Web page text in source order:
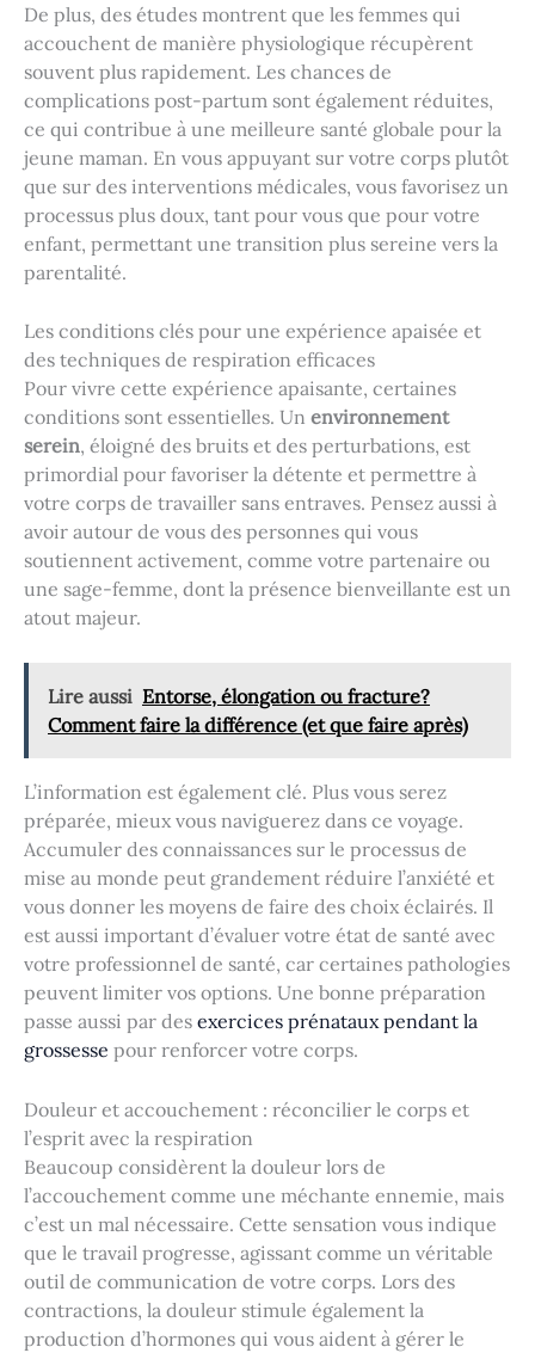
De plus, des études montrent que les femmes qui
accouchent de manière physiologique récupèrent
souvent plus rapidement. Les chances de
complications post-partum sont également réduites,
ce qui contribue à une meilleure santé globale pour la
jeune maman. En vous appuyant sur votre corps plutôt
que sur des interventions médicales, vous favorisez un
processus plus doux, tant pour vous que pour votre
enfant, permettant une transition plus sereine vers la
parentalité.
Les conditions clés pour une expérience apaisée et
des techniques de respiration efficaces
Pour vivre cette expérience apaisante, certaines
conditions sont essentielles. Un environnement
serein, éloigné des bruits et des perturbations, est
primordial pour favoriser la détente et permettre à
votre corps de travailler sans entraves. Pensez aussi à
avoir autour de vous des personnes qui vous
soutiennent activement, comme votre partenaire ou
une sage-femme, dont la présence bienveillante est un
atout majeur.
Lire aussi Entorse, élongation ou fracture?
Comment faire la différence (et que faire après)
L’information est également clé. Plus vous serez
préparée, mieux vous naviguerez dans ce voyage.
Accumuler des connaissances sur le processus de
mise au monde peut grandement réduire l’anxiété et
vous donner les moyens de faire des choix éclairés. Il
est aussi important d’évaluer votre état de santé avec
votre professionnel de santé, car certaines pathologies
peuvent limiter vos options. Une bonne préparation
passe aussi par des exercices prénataux pendant la
grossesse pour renforcer votre corps.
Douleur et accouchement : réconcilier le corps et
l’esprit avec la respiration
Beaucoup considèrent la douleur lors de
l’accouchement comme une méchante ennemie, mais
c’est un mal nécessaire. Cette sensation vous indique
que le travail progresse, agissant comme un véritable
outil de communication de votre corps. Lors des
contractions, la douleur stimule également la
production d’hormones qui vous aident à gérer le